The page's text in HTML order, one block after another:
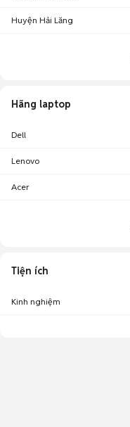
Huyện Hải Lăng
Hãng laptop
Dell
Lenovo
Acer
Tiện ích
Kinh nghiệm